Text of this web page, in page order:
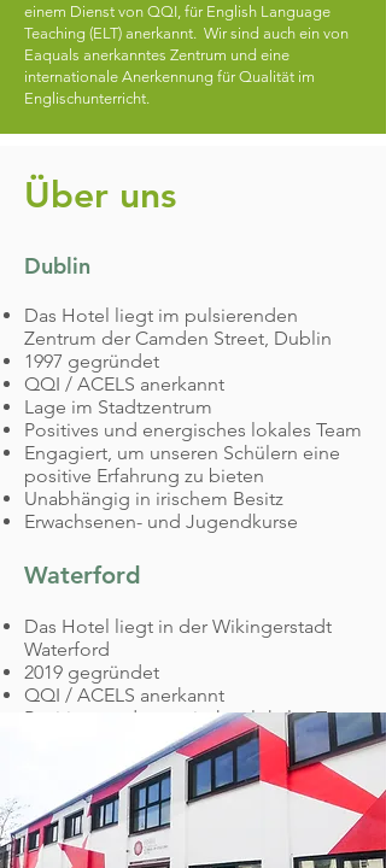
einem Dienst von QQI, für English Language
Teaching (ELT) anerkannt. Wir sind auch ein von
Eaquals anerkanntes Zentrum und eine
internationale Anerkennung für Qualität im
Englischunterricht.
Über uns
​Dublin
Das Hotel liegt im pulsierenden
Zentrum der Camden Street, Dublin
1997 gegründet
QQI / ACELS anerkannt
Lage im Stadtzentrum
Positives und energisches lokales Team
Engagiert, um unseren Schülern eine
positive Erfahrung zu bieten
Unabhängig in irischem Besitz
Erwachsenen- und Jugendkurse
Waterford
Das Hotel liegt in der Wikingerstadt
Waterford
2019 gegründet
QQI / ACELS anerkannt
Positives und energisches lokales Team
Engagiert, um unseren Schülern eine
positive Erfahrung zu bieten
Unabhängig in irischem Besitz
Erwachsenen- und Jugendkurse
Fantastische Einrichtungen mit
Spielzimmer